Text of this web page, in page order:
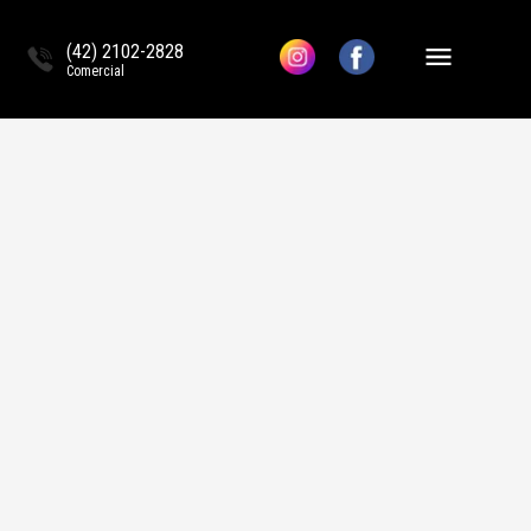
(42) 2102-2828
Comercial